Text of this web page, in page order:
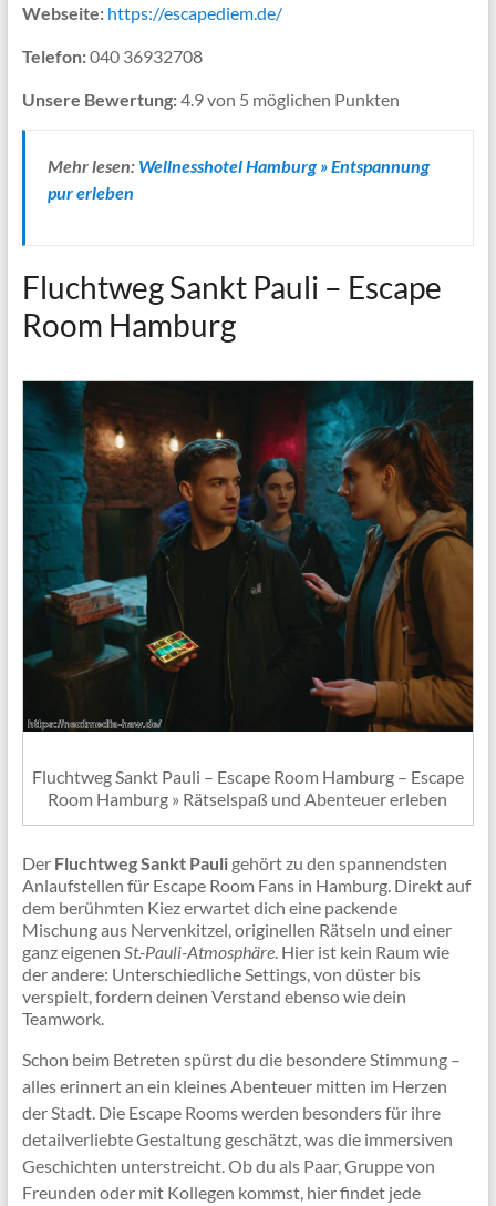
Webseite: https://escapediem.de/
Telefon:040 36932708
Unsere Bewertung:4.9 von 5 möglichen Punkten
Mehr lesen: Wellnesshotel Hamburg » Entspannung
pur erleben
Fluchtweg Sankt Pauli – Escape
Room Hamburg
Fluchtweg Sankt Pauli – Escape Room Hamburg – Escape
Room Hamburg » Rätselspaß und Abenteuer erleben
Der Fluchtweg Sankt Pauligehört zu den spannendsten
Anlaufstellen für Escape Room Fans in Hamburg. Direkt auf
dem berühmten Kiez erwartet dich eine packende
Mischung aus Nervenkitzel, originellen Rätseln und einer
ganz eigenen St.-Pauli-Atmosphäre. Hier ist kein Raum wie
der andere: Unterschiedliche Settings, von düster bis
verspielt, fordern deinen Verstand ebenso wie dein
Teamwork.
Schon beim Betreten spürst du die besondere Stimmung –
alles erinnert an ein kleines Abenteuer mitten im Herzen
der Stadt. Die Escape Rooms werden besonders für ihre
detailverliebte Gestaltung geschätzt, was die immersiven
Geschichten unterstreicht. Ob du als Paar, Gruppe von
Freunden oder mit Kollegen kommst, hier findet jede